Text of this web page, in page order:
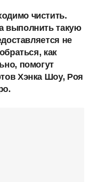
чистить.
выполнить такую
не
как
помогут
Хэнка Шоу, Роя